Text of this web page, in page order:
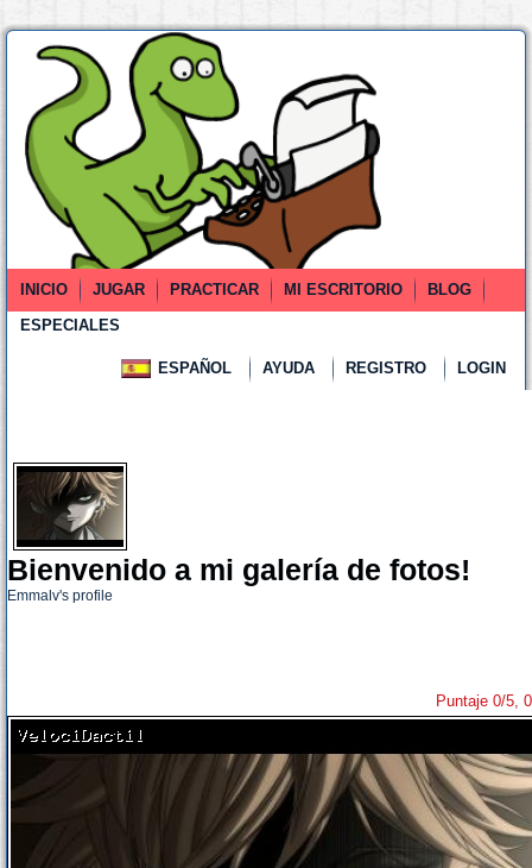
INICIO JUGAR PRACTICAR MI ESCRITORIO
BLOG
ESPECIALES
ESPAÑOL AYUDA REGISTRO LOGIN
Bienvenido a mi galería de fotos!
Emmalv's profile
Puntaje 0/5,